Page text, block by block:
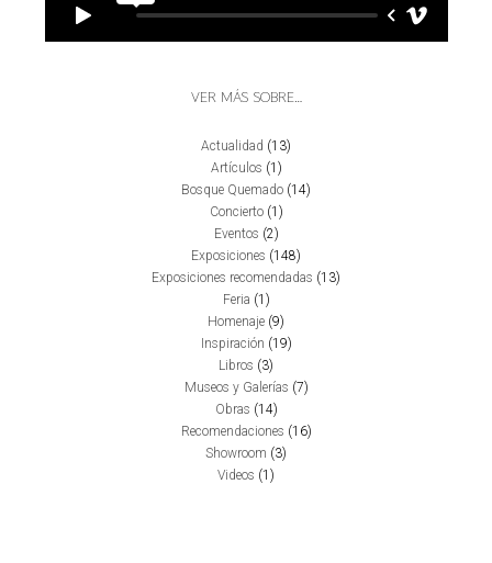
VER MÁS SOBRE…
Actualidad (13)
Artículos (1)
Bosque Quemado (14)
Concierto(1)
Eventos (2)
Exposiciones (148)
Exposiciones recomendadas (13)
Feria (1)
Homenaje (9)
Inspiración (19)
Libros (3)
Museos y Galerías (7)
Obras (14)
Recomendaciones (16)
Showroom (3)
Videos (1)